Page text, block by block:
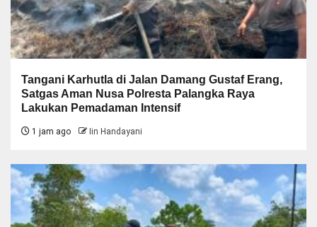
Tangani Karhutla di Jalan Damang Gustaf Erang,
Satgas Aman Nusa Polresta Palangka Raya
Lakukan Pemadaman Intensif
1 jam ago Iin Handayani